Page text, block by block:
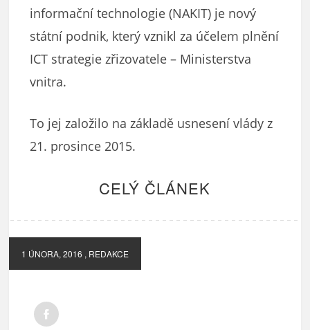
informační technologie (NAKIT) je nový
státní podnik, který vznikl za účelem plnění
ICT strategie zřizovatele – Ministerstva
vnitra.
To jej založilo na základě usnesení vlády z
21. prosince 2015.
CELÝ ČLÁNEK
1 ÚNORA, 2016 , REDAKCE